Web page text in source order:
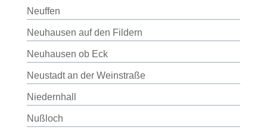
Neuffen
Neuhausen auf den Fildern
Neuhausen ob Eck
Neustadt an der Weinstraße
Niedernhall
Nußloch